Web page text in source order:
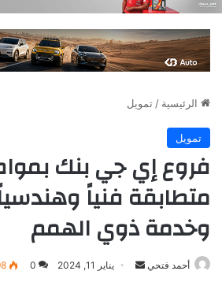
الرئيسية / تمويل
تمويل
فروع إي جي بنك
متطابقة فنياً
وخدمة ذوي الهمم
أحمد فتحي
أرسل يناير 11, 2024 0